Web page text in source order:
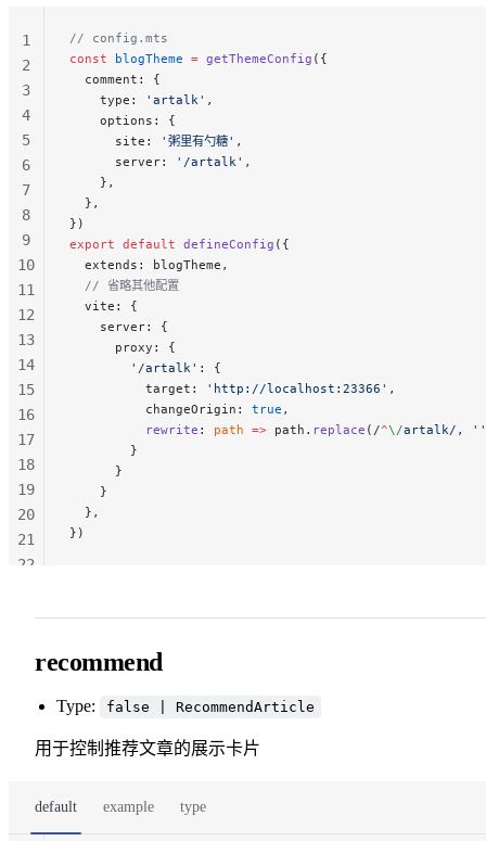
// config.mts
const blogTheme = getThemeConfig ({
  comment: {
    type:
'artalk' ,
    options: {
      site:
'粥里有勺糖' ,
      server:
'/artalk' ,
    },
  },
})
export default defineConfig ({
  extends: blogTheme,
  // 省略其他配置
  vite: {
    server: {
      proxy: {
        '/artalk'
: {
          target:
'http://localhost:23366' ,
          changeOrigin:
true ,
          rewrite
: path => path. replace ( /^\/artalk/ ,
''
        }
      }
    }
  },
})
1
2
3
4
5
6
7
8
9
10
11
12
13
14
15
16
17
18
19
20
21
22
recommend
Type: false | RecommendArticle
用于控制推荐文章的展示卡片
default example type